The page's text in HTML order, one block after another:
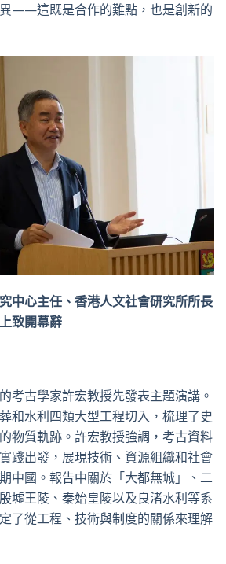
——這既是合作的難點，也是創新的
中心主任、香港人文社會研究所所長
致開幕辭
考古學家許宏教授先發表主題演講。
和水利四類大型工程切入，梳理了史
物質軌跡。許宏教授強調，考古資料
踐出發，展現技術、資源組織和社會
中國。報告中關於「大都無城」、二
墟王陵、秦始皇陵以及良渚水利等系
了從工程、技術與制度的關係來理解